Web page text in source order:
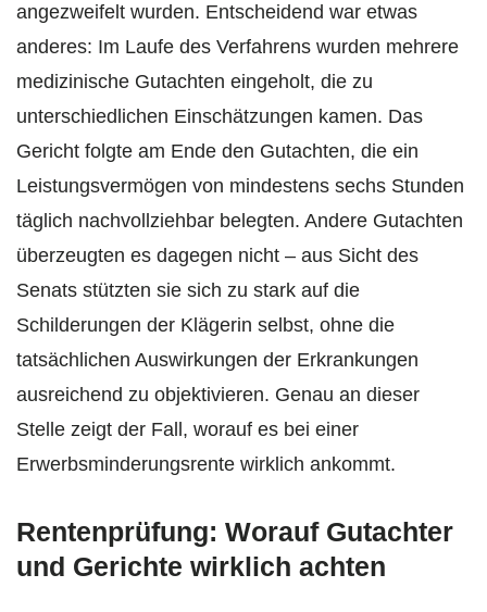
angezweifelt wurden. Entscheidend war etwas
anderes: Im Laufe des Verfahrens wurden mehrere
medizinische Gutachten eingeholt, die zu
unterschiedlichen Einschätzungen kamen. Das
Gericht folgte am Ende den Gutachten, die ein
Leistungsvermögen von mindestens sechs Stunden
täglich nachvollziehbar belegten. Andere Gutachten
überzeugten es dagegen nicht – aus Sicht des
Senats stützten sie sich zu stark auf die
Schilderungen der Klägerin selbst, ohne die
tatsächlichen Auswirkungen der Erkrankungen
ausreichend zu objektivieren. Genau an dieser
Stelle zeigt der Fall, worauf es bei einer
Erwerbsminderungsrente wirklich ankommt.
Rentenprüfung: Worauf Gutachter
und Gerichte wirklich achten